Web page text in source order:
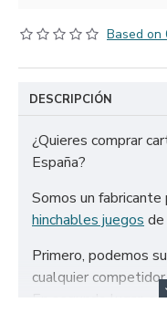
Based on
DESCRIPCIÓN
¿Quieres comprar
España?
Somos un
hinchables juegos de
Primero, podemos
cualquier competidor.
En segundo lugar,